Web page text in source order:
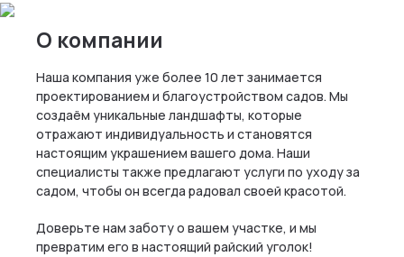
О компании
Наша компания уже более 10 лет занимается
проектированием и благоустройством садов. Мы
создаём уникальные ландшафты, которые
отражают индивидуальность и становятся
настоящим украшением вашего дома. Наши
специалисты также предлагают услуги по уходу за
садом, чтобы он всегда радовал своей красотой.
Доверьте нам заботу о вашем участке, и мы
превратим его в настоящий райский уголок!